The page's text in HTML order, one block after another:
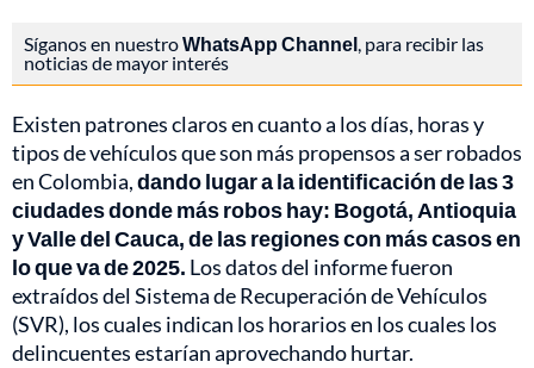
Síganos en nuestroWhatsApp Channel, para recibir las
noticias de mayor interés
Existen patrones claros en cuanto a los días, horas y
tipos de vehículos que son más propensos a ser robados
en Colombia,dando lugar a la identificación de las 3
ciudades donde más robos hay: Bogotá, Antioquia
y Valle del Cauca, de las regiones con más casos en
lo que va de 2025. Los datos del informe fueron
extraídos del Sistema de Recuperación de Vehículos
(SVR), los cuales indican los horarios en los cuales los
delincuentes estarían aprovechando hurtar.